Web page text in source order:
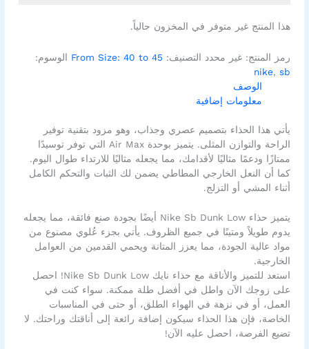
هذا المنتج غير متوفر في المخزون حالياً.
رمز المنتج:غير محدد التصنيف: From Size: 40 to 45 الوسوم:
nike, sb
الوصف
معلومات إضافية
يأتي هذا الحذاء بتصميم عصري وجذاب، وهو مزود بتقنية توفير
الراحة والتوازن المثلى. يتميز بوحدة Air Max التي توفر توسيدًا
ممتازًا ودعمًا مثاليًا لأقدامك، مما يجعله مثاليًا للارتداء طوال اليوم.
كما أن النعل الخارجي المطاطي يضمن لك الثبات والتحكم الكامل
أثناء المشي أو التزلج.
يتميز حذاء Nike Sb Dunk Low أيضًا بجودة صنع فائقة، مما يجعله
يدوم طويلاً ومتينًا في جميع الظروف. يأتي بجزء عُلوي مصنوع من
مواد عالية الجودة، مما يعزز المتانة ويحمي القدمين من العوامل
الخارجية.
استعد للتميز والأناقة مع حذاء نايك Nike Sb Dunk Low! احصل
على زوجك الآن واطل في أفضل طلة ممكنة. سواء كنت في
العمل، أو في نزهة في الهواء الطلق، أو حتى في المناسبات
الخاصة، فإن هذا الحذاء سيكون إضافة رائعة إلى أناقتك وراحتك. لا
تضيع الفرصة، احصل عليه الآن!